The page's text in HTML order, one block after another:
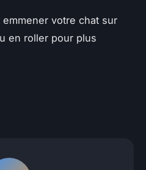
votre chat sur
en roller pour plus